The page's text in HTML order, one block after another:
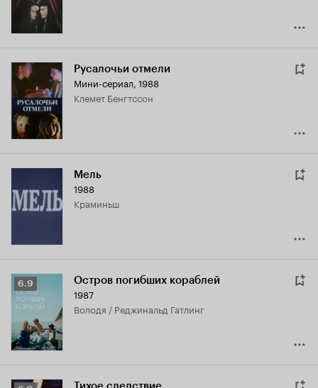
Русалочьи отмели
Мини-сериал, 1988
Клемет Бенгтссон
Мель
1988
Краминьш
Рейтинг
Кинопоиска
6.9
6.9 Остров погибших кораблей
1987
Володя / Реджинальд Гатлинг